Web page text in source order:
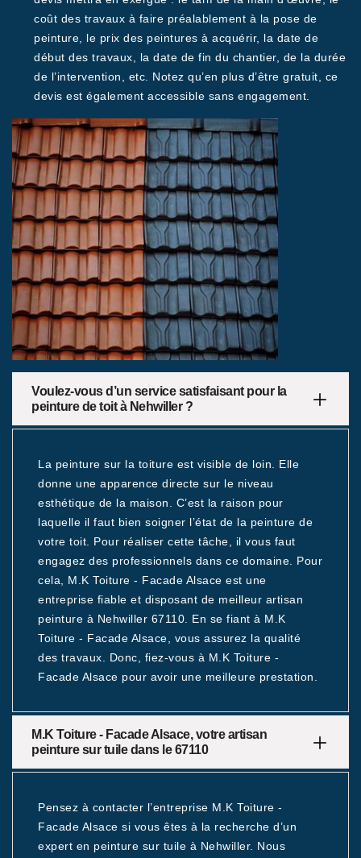
coût des travaux à faire préalablement à la pose de
peinture, le prix des peintures à acquérir, la date de
début des travaux, la date de fin du chantier, de la durée
de l’intervention, etc. Notez qu’en plus d’être gratuit, ce
devis est également accessible sans engagement.
Voulez-vous d’un service satisfaisant pour la
peinture de toit à Nehwiller ?
La peinture sur la toiture est visible de loin. Elle
donne une apparence directe sur le niveau
esthétique de la maison. C’est la raison pour
laquelle il faut bien soigner l’état de la peinture de
votre toit. Pour réaliser cette tâche, il vous faut
engagez des professionnels dans ce domaine. Pour
cela, M.K Toiture - Facade Alsace est une
entreprise fiable et disposant de meilleur artisan
peinture à Nehwiller 67110. En se fiant à M.K
Toiture - Facade Alsace, vous assurez la qualité
des travaux. Donc, fiez-vous à M.K Toiture -
Facade Alsace pour avoir une meilleure prestation.
M.K Toiture - Facade Alsace, votre artisan
peinture sur tuile dans le 67110
Pensez à contacter l’entreprise M.K Toiture -
Facade Alsace si vous êtes à la recherche d’un
expert en peinture sur tuile à Nehwiller. Nous